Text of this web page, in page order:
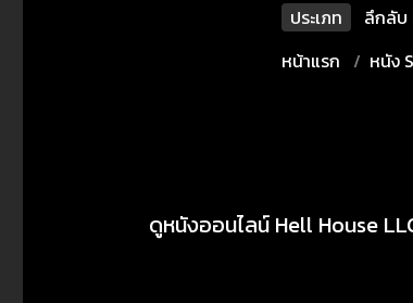
ประเภท
ลึกลับ
หน้าแรก
หนัง
ดูหนังออนไลน์ Hell House